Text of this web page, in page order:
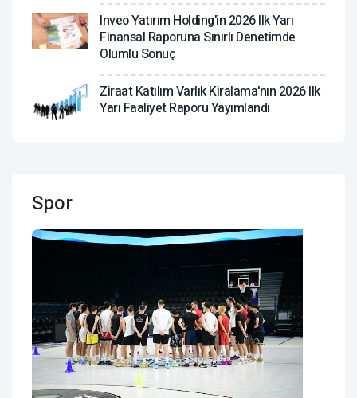
Inveo Yatırım Holding'in 2026 Ilk Yarı
Finansal Raporuna Sınırlı Denetimde
Olumlu Sonuç
Ziraat Katılım Varlık Kiralama'nın 2026 Ilk
Yarı Faaliyet Raporu Yayımlandı
Spor